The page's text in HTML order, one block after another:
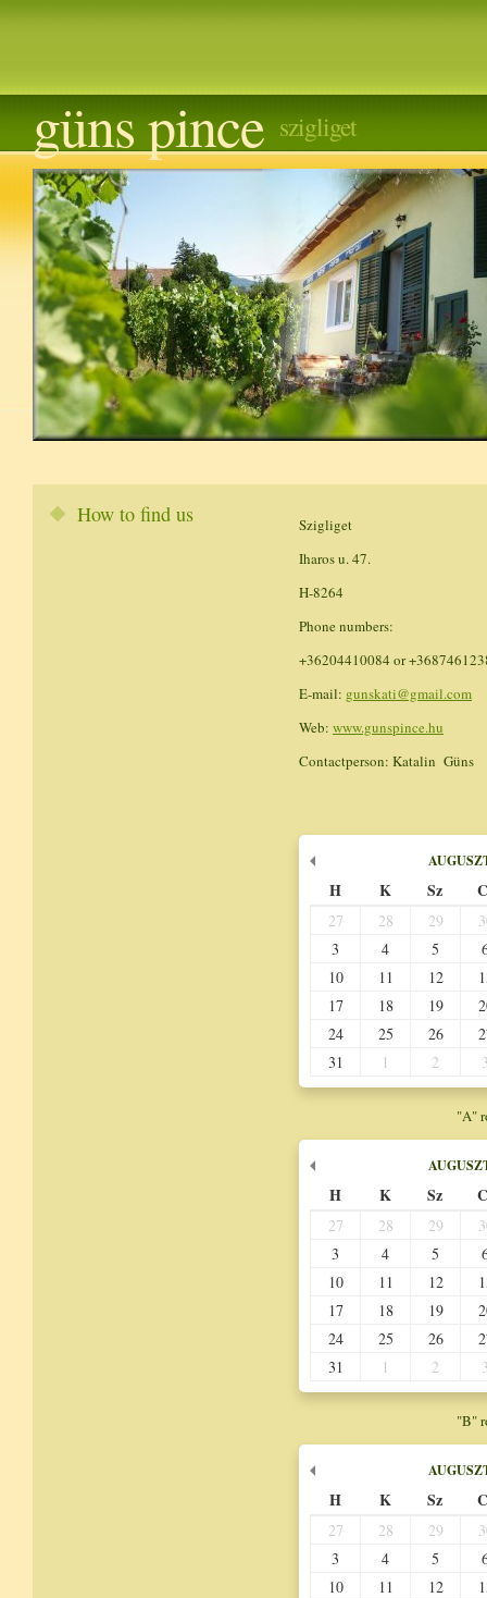
güns pince szigliget
How to find us
Szigliget
Iharos u. 47.
H-8264
Phone numbers:
+36204410084 or
E-mail: gunskati@gmail.com
Web: www.gunspince.hu
Contactperson: Katalin Güns
H K Sz
27 28 29
3
4 5
10
11 12
17
18 19
24
25 26
31
1 2
"A"
H K Sz
27 28 29
3
4 5
10
11 12
17
18 19
24
25 26
31
1 2
"B"
H K Sz
27 28 29
3
4 5
10
11 12